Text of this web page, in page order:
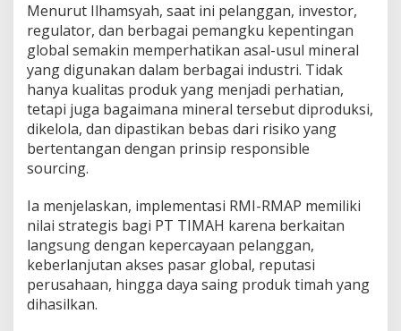
Menurut Ilhamsyah, saat ini pelanggan, investor,
regulator, dan berbagai pemangku kepentingan
global semakin memperhatikan asal-usul mineral
yang digunakan dalam berbagai industri. Tidak
hanya kualitas produk yang menjadi perhatian,
tetapi juga bagaimana mineral tersebut diproduksi,
dikelola, dan dipastikan bebas dari risiko yang
bertentangan dengan prinsip responsible
sourcing.
Ia menjelaskan, implementasi RMI-RMAP memiliki
nilai strategis bagi PT TIMAH karena berkaitan
langsung dengan kepercayaan pelanggan,
keberlanjutan akses pasar global, reputasi
perusahaan, hingga daya saing produk timah yang
dihasilkan.